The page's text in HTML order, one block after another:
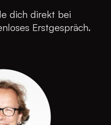
dich direkt bei
Erstgespräch.